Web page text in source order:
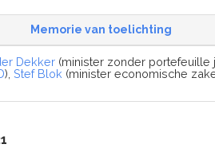
Memorie van toelichting
Dekker (minister zonder portefeuille
),Stef Blok (minister economische